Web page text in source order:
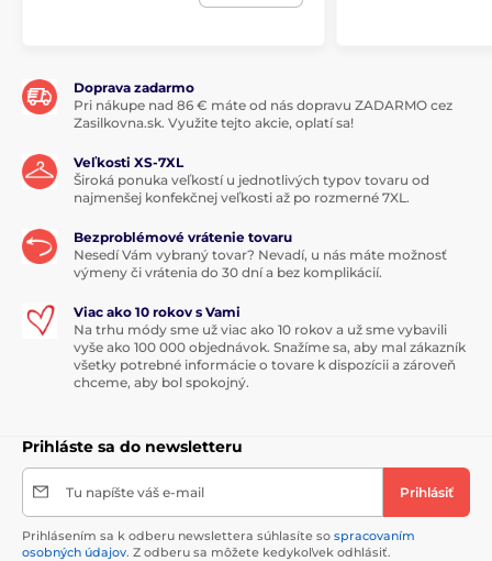
Doprava zadarmo
Pri nákupe nad 86 € máte od nás dopravu ZADARMO cez
Zasilkovna.sk. Využite tejto akcie, oplatí sa!
Veľkosti XS-7XL
Široká ponuka veľkostí u jednotlivých typov tovaru od
najmenšej konfekčnej veľkosti až po rozmerné 7XL.
Bezproblémové vrátenie tovaru
Nesedí Vám vybraný tovar? Nevadí, u nás máte možnosť
výmeny či vrátenia do 30 dní a bez komplikácií.
Viac ako 10 rokov s Vami
Na trhu módy sme už viac ako 10 rokov a už sme vybavili
vyše ako 100 000 objednávok. Snažíme sa, aby mal zákazník
všetky potrebné informácie o tovare k dispozícii a zároveň
chceme, aby bol spokojný.
Prihláste sa do newsletteru
Tu napíšte váš e-mail Prihlásiť
Prihlásením sa k odberu newslettera súhlasíte so spracovaním
osobných údajov. Z odberu sa môžete kedykoľvek odhlásiť.